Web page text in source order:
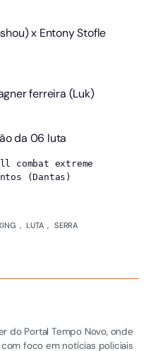
x Entony Stofle
ferreira (Luk)
da 06 luta
extreme
(Dantas)
, LUTA , SERRA
do Portal Tempo Novo, onde
foco em notícias policiais